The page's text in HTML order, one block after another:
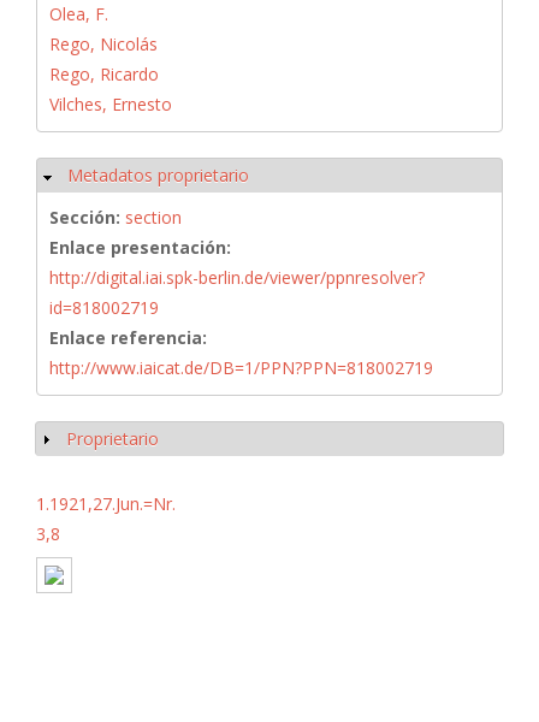
Olea, F.
Rego, Nicolás
Rego, Ricardo
Vilches, Ernesto
Ocultar
Metadatos proprietario
Sección: section
Enlace presentación:
http://digital.iai.spk-berlin.de/viewer/ppnresolver?
id=818002719
Enlace referencia:
http://www.iaicat.de/DB=1/PPN?PPN=818002719
Mostrar
Proprietario
1.1921,27.Jun.=Nr.
3,8